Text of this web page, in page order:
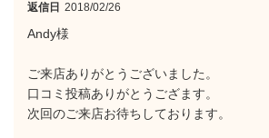
返信日 2018/02/26
Andy様
ご来店ありがとうございました。
口コミ投稿ありがとうござます。
次回のご来店お待ちしております。